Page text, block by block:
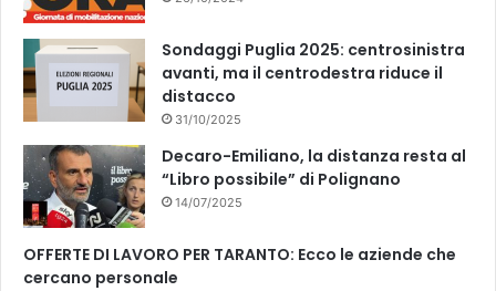
Sondaggi Puglia 2025: centrosinistra
avanti, ma il centrodestra riduce il
distacco
31/10/2025
Decaro-Emiliano, la distanza resta al
“Libro possibile” di Polignano
14/07/2025
OFFERTE DI LAVORO PER TARANTO: Ecco le aziende che
cercano personale